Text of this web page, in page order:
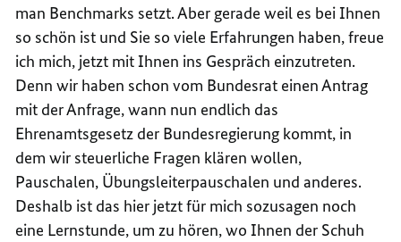
man Benchmarks setzt. Aber gerade weil es bei Ihnen
so schön ist und Sie so viele Erfahrungen haben, freue
ich mich, jetzt mit Ihnen ins Gespräch einzutreten.
Denn wir haben schon vom Bundesrat einen Antrag
mit der Anfrage, wann nun endlich das
Ehrenamtsgesetz der Bundesregierung kommt, in
dem wir steuerliche Fragen klären wollen,
Pauschalen, Übungsleiterpauschalen und anderes.
Deshalb ist das hier jetzt für mich sozusagen noch
eine Lernstunde, um zu hören, wo Ihnen der Schuh